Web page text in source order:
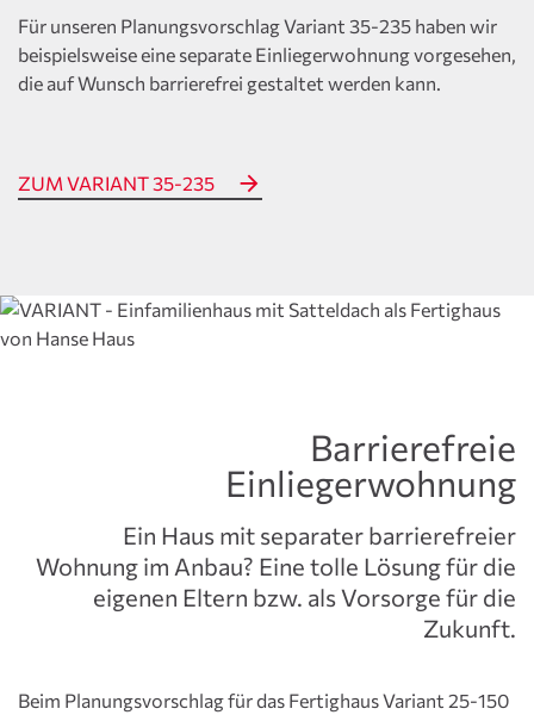
Für unseren Planungsvorschlag Variant 35-235 haben wir
beispielsweise eine separate Einliegerwohnung vorgesehen,
die auf Wunsch barrierefrei gestaltet werden kann.
ZUM VARIANT 35-235
Ein Haus mit separater barrierefreier
Wohnung im Anbau? Eine tolle Lösung für die
eigenen Eltern bzw. als Vorsorge für die
Zukunft.
Barrierefreie
Einliegerwohnung
Beim Planungsvorschlag für das Fertighaus Variant 25-150